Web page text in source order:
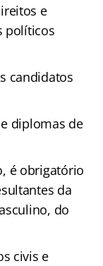
e
políticos
candidatos
diplomas de
é obrigatório
da
do
civis e